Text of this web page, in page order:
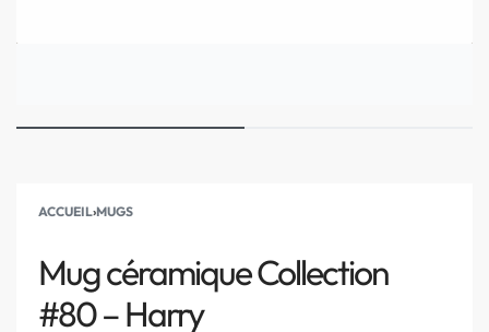
ACCUEIL›MUGS
Mug céramique Collection
#80 – Harry